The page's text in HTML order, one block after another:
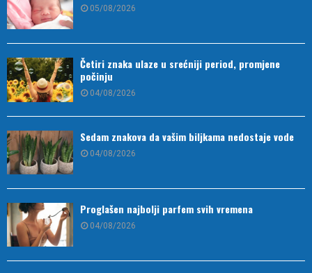
05/08/2026
Četiri znaka ulaze u srećniji period, promjene
počinju
04/08/2026
Sedam znakova da vašim biljkama nedostaje vode
04/08/2026
Proglašen najbolji parfem svih vremena
04/08/2026